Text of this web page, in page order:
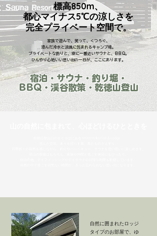
標高850m、
都心マイナス5℃の涼しさを
完全プライベート空間で。
標高850m、
都心マイナス5℃の涼しさを
完全プライベート空間で。
家族で遊んで、笑って、くつろぐ、
澄んだ冷水と涼風に包まれるキャンプ場。
プライベートな釣りと、空に一番近いサウナと、BBQ。
ひんやり心地いい思い出の一日が、ここにあります。
​宿泊・サウナ・釣り堀・
BBQ・渓谷散策・乾徳山登山
自然に囲まれたロッジ
タイプのお部屋で、ゆ